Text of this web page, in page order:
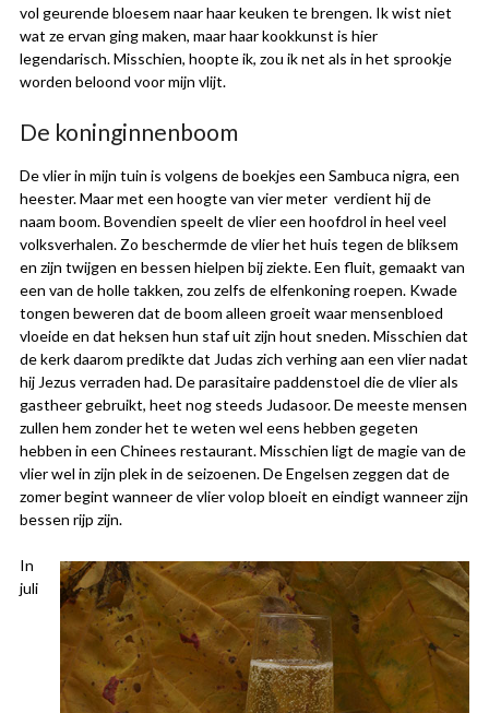
vol geurende bloesem naar haar keuken te brengen. Ik wist niet
wat ze ervan ging maken, maar haar kookkunst is hier
legendarisch. Misschien, hoopte ik, zou ik net als in het sprookje
worden beloond voor mijn vlijt.
De koninginnenboom
De vlier in mijn tuin is volgens de boekjes een Sambuca nigra, een
heester. Maar met een hoogte van vier meter verdient hij de
naam boom. Bovendien speelt de vlier een hoofdrol in heel veel
volksverhalen. Zo beschermde de vlier het huis tegen de bliksem
en zijn twijgen en bessen hielpen bij ziekte. Een fluit, gemaakt van
een van de holle takken, zou zelfs de elfenkoning roepen. Kwade
tongen beweren dat de boom alleen groeit waar mensenbloed
vloeide en dat heksen hun staf uit zijn hout sneden. Misschien dat
de kerk daarom predikte dat Judas zich verhing aan een vlier nadat
hij Jezus verraden had. De parasitaire paddenstoel die de vlier als
gastheer gebruikt, heet nog steeds Judasoor. De meeste mensen
zullen hem zonder het te weten wel eens hebben gegeten
hebben in een Chinees restaurant. Misschien ligt de magie van de
vlier wel in zijn plek in de seizoenen. De Engelsen zeggen dat de
zomer begint wanneer de vlier volop bloeit en eindigt wanneer zijn
bessen rijp zijn.
In
juli